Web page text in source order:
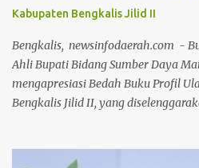
Lebih lanjut, Wabup Jhony
terhadap dinamika media sosial
terakhir dipenuhi oleh komenta...
Kabupaten Bengkalis Jilid II
Bengkalis, newsinfodaerah.com -
Ahli Bupati Bidang Sumber Daya
mengapresiasi Bedah Buku Profil
Bengkalis Jilid II, yang
during dengan menghadirkan